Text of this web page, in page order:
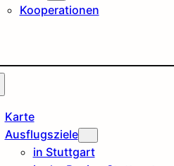
Kooperationen
Karte
Ausflugsziele
in Stuttgart